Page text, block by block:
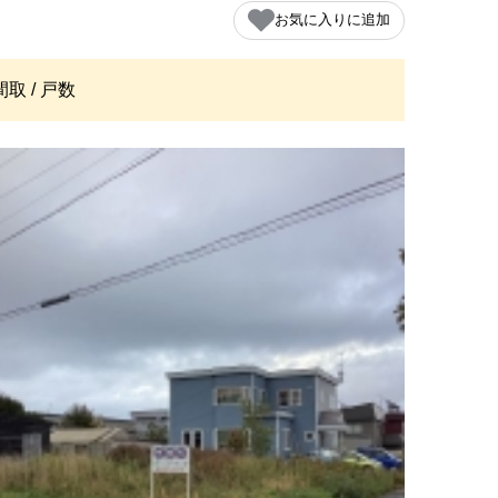
お気に入りに追加
取 / 戸数